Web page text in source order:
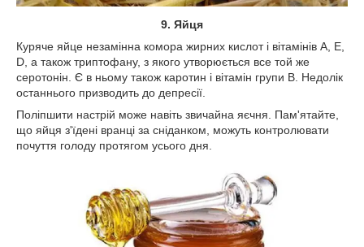
9. Яйця
Куряче яйце незамінна комора жирних кислот і вітамінів А, Е,
D, а також триптофану, з якого утворюється все той же
серотонін. Є в ньому також каротин і вітамін групи В. Недолік
останнього призводить до депресії.
Поліпшити настрій може навіть звичайна яєчня. Пам'ятайте,
що яйця з'їдені вранці за сніданком, можуть контролювати
почуття голоду протягом усього дня.